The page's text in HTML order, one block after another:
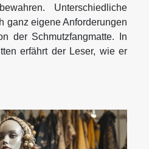
Unterschiedliche
ganz eigene Anforderungen
der Schmutzfangmatte. In
erfährt der Leser, wie er